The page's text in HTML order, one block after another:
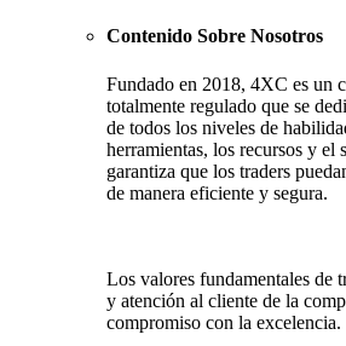
Contenido Sobre Nosotros
Fundado en 2018, 4XC es un
totalmente regulado que se
de todos los niveles de
herramientas, los recursos y el
garantiza que los traders
de manera eficiente y segura.
Los valores fundamentales de
y atención al cliente de la
compromiso con la excelencia.